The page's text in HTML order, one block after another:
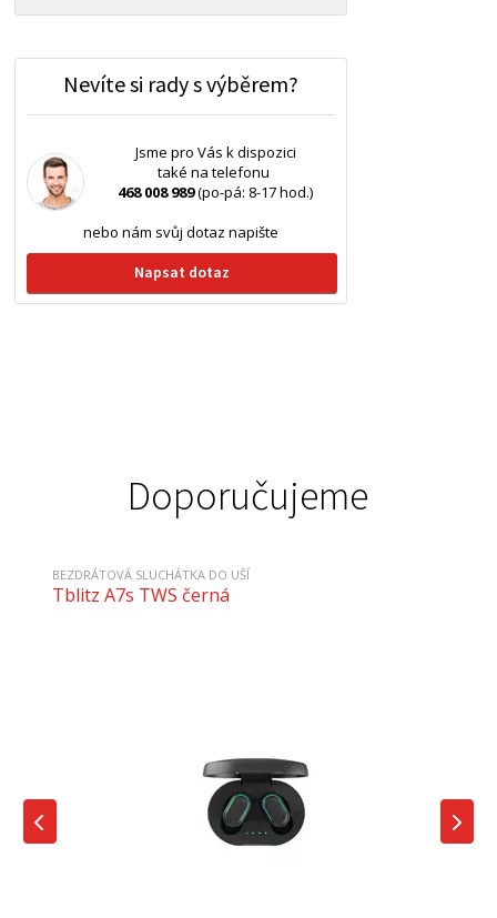
Nevíte si rady s výběrem?
Jsme pro Vás k dispozici
také na telefonu
468 008 989(po-pá: 8-17 hod.)
nebo nám svůj dotaz napište
Napsat dotaz
Doporučujeme
BEZDRÁTOVÁ SLUCHÁTKA DO UŠÍ
Tblitz A7s TWS černá